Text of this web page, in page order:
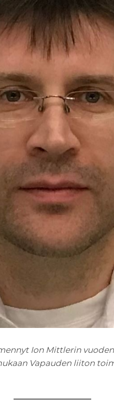
Ion Mittlerin
Vapauden liiton